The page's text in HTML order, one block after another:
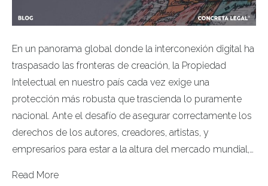
En un panorama global donde la interconexión digital ha
traspasado las fronteras de creación, la Propiedad
Intelectual en nuestro país cada vez exige una
protección más robusta que trascienda lo puramente
nacional. Ante el desafío de asegurar correctamente los
derechos de los autores, creadores, artistas, y
empresarios para estar a la altura del mercado mundial,…
Read More